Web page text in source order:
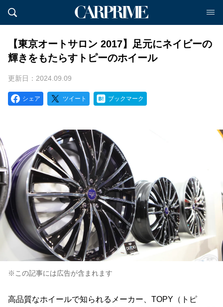
【東京オートサロン 2017】足元にネイビーの
輝きをもたらすトピーのホイール
更新日：2024.09.09
シェア ツイート ブックマーク
※この記事には広告が含まれます
高品質なホイールで知られるメーカー、TOPY（トピ